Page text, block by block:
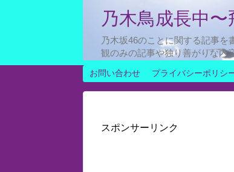
乃木鳥成長中
乃木坂46のことに関する記事
観のみの記事や独り善がりな内
お問い合わせ プライバシーポリシ
スポンサーリンク